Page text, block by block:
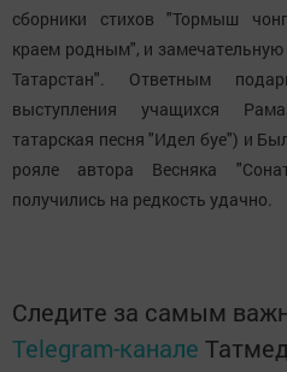
сборники стихов "Тормыш
краем родным", и замечательную
Татарстан". Ответным
выступления учащихся
татарская песня "Идел буе") и
рояле автора Весняка
получились на редкость удачно.
Следите за самым
Telegram-канале